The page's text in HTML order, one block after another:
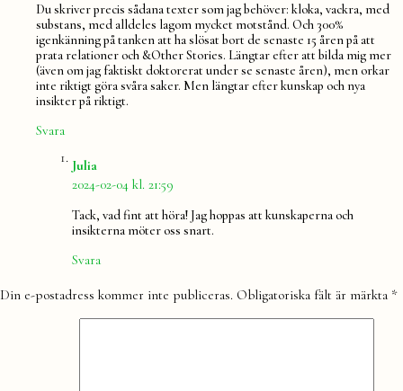
Du skriver precis sådana texter som jag behöver: kloka, vackra, med
substans, med alldeles lagom mycket motstånd. Och 300%
igenkänning på tanken att ha slösat bort de senaste 15 åren på att
prata relationer och &Other Stories. Längtar efter att bilda mig mer
(även om jag faktiskt doktorerat under se senaste åren), men orkar
inte riktigt göra svåra saker. Men längtar efter kunskap och nya
insikter på riktigt.
Svara
Julia
2024-02-04 kl. 21:59
Tack, vad fint att höra! Jag hoppas att kunskaperna och
insikterna möter oss snart.
Svara
Lämna
Din e-postadress kommer inte publiceras. Obligatoriska fält är märkta *